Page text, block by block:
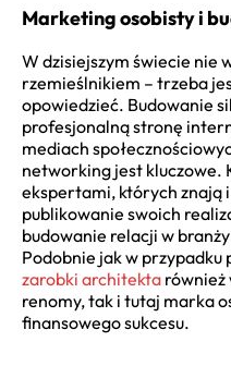
Marketing osobisty i
W dzisiejszym świecie nie
rzemieślnikiem – trzeba
opowiedzieć. Budowanie
profesjonalną stronę
mediach
networking jest kluczowe.
ekspertami, których znają
publikowanie swoich
budowanie relacji w
Podobnie jak w
zarobki architekta również
renomy, tak i tutaj marka
finansowego sukcesu.